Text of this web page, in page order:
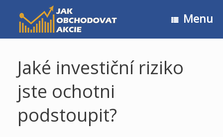
content
Menu
Jaké investiční riziko
jste ochotni
podstoupit?